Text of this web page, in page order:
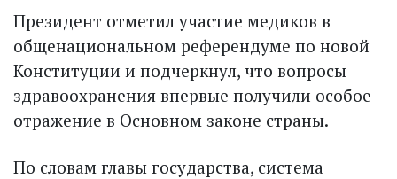
Президент отметил участие медиков в
общенациональном референдуме по новой
Конституции и подчеркнул, что вопросы
здравоохранения впервые получили особое
отражение в Основном законе страны.
По словам главы государства, система